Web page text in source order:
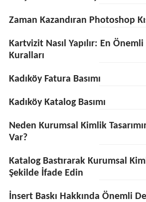
Zaman Kazandıran Photoshop
Kartvizit Nasıl Yapılır: En
Kuralları
Kadıköy Fatura Basımı
Kadıköy Katalog Basımı
Neden Kurumsal Kimlik
Var?
Katalog Bastırarak Kurumsal
Şekilde İfade Edin
İnsert Baskı Hakkında Önemli